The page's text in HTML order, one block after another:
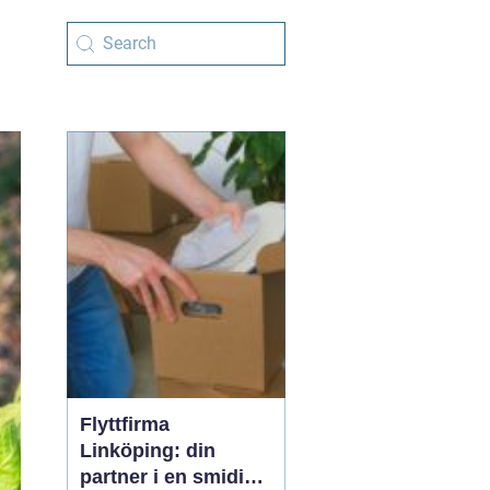
Flyttfirma
Linköping: din
partner i en smidig